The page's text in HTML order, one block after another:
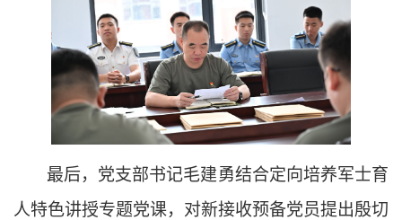
最后，党支部书记毛建勇结合定向培养军士育
人特色讲授专题党课，对新接收预备党员提出殷切